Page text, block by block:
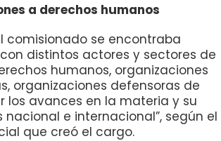
a derechos humanos
comisionado se encontraba
distintos actores y sectores de
humanos, organizaciones
organizaciones defensoras de
los avances en la materia y su
e internacional”, según el
que creó el cargo.